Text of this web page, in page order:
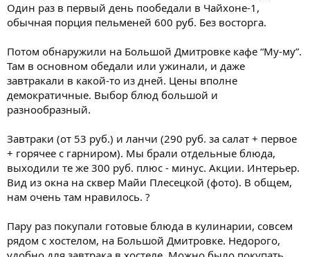
Один раз в первый день пообедали в Чайхоне-1,
обычная порция пельменей 600 руб. Без восторга.
Потом обнаружили на Большой Дмитровке кафе “Му-му”.
Там в основном обедали или ужинали, и даже
завтракали в какой-то из дней. Цены вполне
демократичные. Выбор блюд большой и
разнообразный.
Завтраки (от 53 руб.) и ланчи (290 руб. за салат + первое
+ горячее с гарниром). Мы брали отдельные блюда,
выходили те же 300 руб. плюс - минус. Акции. Интерьер.
Вид из окна на сквер Майи Плесецкой (фото). В общем,
нам очень там нравилось. ?
Пару раз покупали готовые блюда в кулинарии, совсем
рядом с хостелом, на Большой Дмитровке. Недорого,